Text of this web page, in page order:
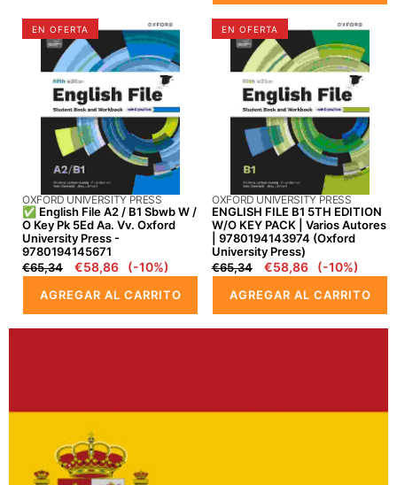
autores
|
9780194148030
(OXFORD)
✅
English
Sbwb
O
Key
Pk
5Ed
Aa.
Vv.
Oxford
EN OFERTA
PROVEEDOR:
OXFORD UNIVERSITY PRESS
✅ English File A2 / B1 Sbwb W /
O Key Pk 5Ed Aa. Vv. Oxford
University Press -
9780194145671
Precio
€65,34
Precio
oferta
€58,86 (-10%)
AGREGAR AL CARRITO
ENGLISH
FILE
EDITION
PACK
Varios
autores
|
9780194143974
(Oxford
University
Press)
EN OFERTA
PROVEEDOR:
OXFORD UNIVERSITY PRESS
ENGLISH FILE B1 5TH EDITION
W/O KEY PACK | Varios Autores
| 9780194143974 (Oxford
University Press)
Precio
€65,34
Precio
oferta
€58,86 (-10%)
AGREGAR AL CARRITO